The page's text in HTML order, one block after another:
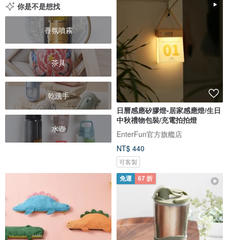
你是不是想找
香氛噴霧
茶具
乾洗手
水壺
日曆感應矽膠燈-居家感應燈/生日
中秋禮物包裝/充電拍拍燈
EnterFun官方旗艦店
NT$ 440
可客製
免運 67 折